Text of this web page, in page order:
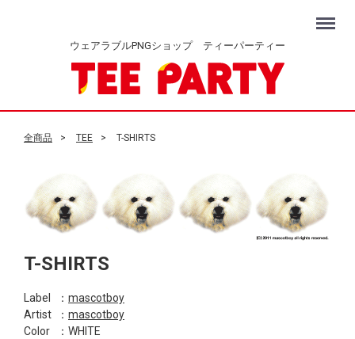
ウェアラブルPNGショップ ティーパーティー
Menu
全商品 TEE T-SHIRTS
T-SHIRTS
Label ： mascotboy
Artist
： mascotboy
Color
：WHITE